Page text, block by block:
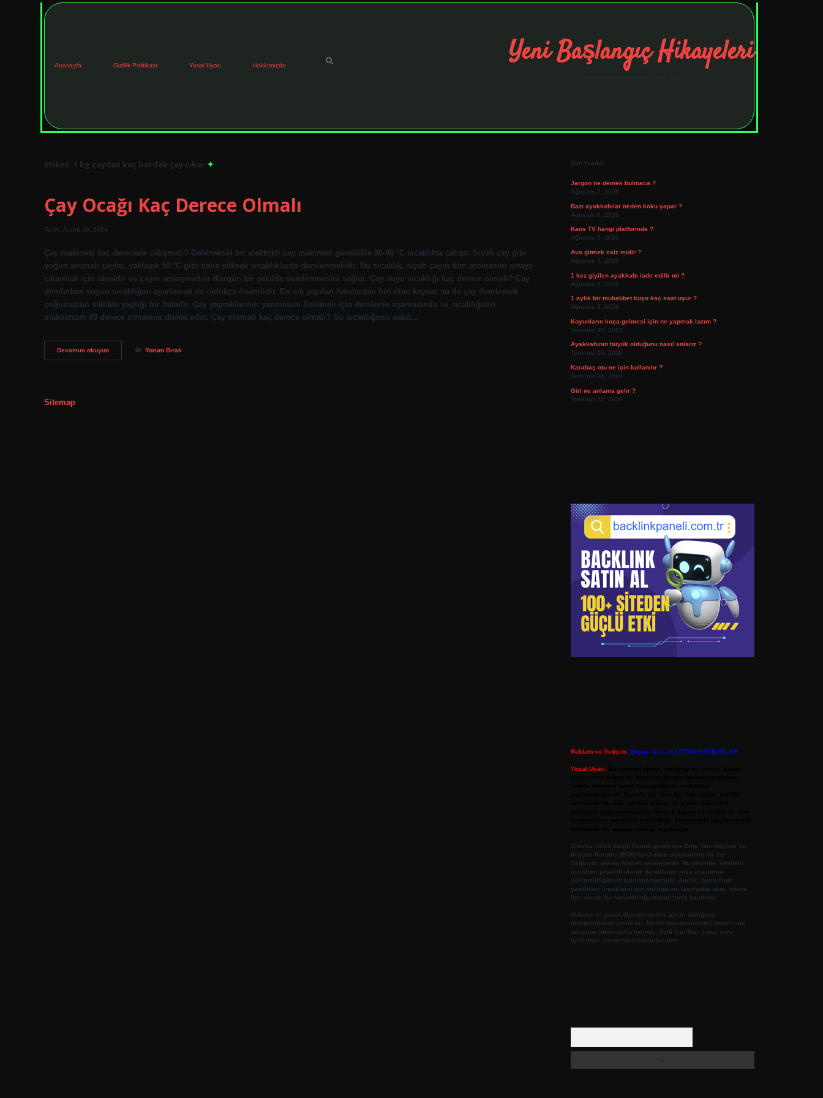
Anasayfa Gizlilik Politikası Yasal Uyarı Hakkımızda Yeni Başlangıç Hikayeleri
Etiket: 1 kg çaydan kaç bardak çay çıkar
Çay Ocağı Kaç Derece Olmalı
Tarih: Aralık 30, 2024
Çay makinesi kaç derecede çalışmalı? Geleneksel bir elektrikli çay makinesi genellikle 80-90 °C sıcaklıkta çalışır. Siyah çay gibi
yoğun aromalı çaylar, yaklaşık 90 °C gibi daha yüksek sıcaklıklarda demlenmelidir. Bu sıcaklık, siyah çayın tüm aromasını ortaya
çıkarmak için idealdir ve çayın acılaşmadan düzgün bir şekilde demlenmesini sağlar. Çay suyu sıcaklığı kaç derece olmalı? Çay
demlerken suyun sıcaklığını ayarlamak da oldukça önemlidir. En sık yapılan hatalardan biri olan kaynar su ile çay demlemek
çoğumuzun sıklıkla yaptığı bir hatadır. Çay yapraklarının yanmasını önlemek için demleme aşamasında su sıcaklığının
maksimum 80 derece olmasına dikkat edin. Çay otomatı kaç derece olmalı? Su sıcaklığının sabit…
Devamını okuyunÇay
Ocağı
Yorum Bırak
Sitemap
Son Yazılar
Jargon ne demek bulmaca ?
Ağustos 7, 2026
Bazı ayakkabılar neden koku yapar ?
Ağustos 6, 2026
Kaos TV hangi platformda ?
Ağustos 5, 2026
Ava gitmek caiz midir ?
Ağustos 4, 2026
1 kez giyilen ayakkabı iade edilir mi ?
Ağustos 3, 2026
1 aylık bir muhabbet kuşu kaç saat uyur ?
Ağustos 3, 2026
Koyunların koça gelmesi için ne yapmak lazım ?
Temmuz 26, 2026
Ayakkabının büyük olduğunu nasıl anlarız ?
Temmuz 25, 2026
Karabaş otu ne için kullanılır ?
Temmuz 24, 2026
Girl ne anlama gelir ?
Temmuz 22, 2026
Reklam ve İletişim: Skype: live:.cid.575569c608265c69
Yasal Uyarı:
Sitemiz, 5651 Sayılı Kanun gereğince Bilgi Teknolojileri ve
İletişim Kurumu (BTK) tarafından onaylanmış bir Yer
Sağlayıcı olarak hizmet vermektedir. Bu nedenle, sitedeki
içerikleri proaktif olarak denetleme veya araştırma
yükümlülüğümüz bulunmamaktadır. Ancak, üyelerimiz
yazdıkları içeriklerin sorumluluğunu taşımakta olup, siteye
üye olarak bu sorumluluğu kabul etmiş sayılırlar.
Hukuka ve yasal düzenlemelere aykırı olduğunu
düşündüğünüz içerikleri,
backlinkpanelicomtr@gmail.com
adresine bildirmeniz halinde, ilgili içerikler yasal süre
içerisinde sitemizden kaldırılacaktır.
tulipbetelexbett.net